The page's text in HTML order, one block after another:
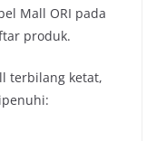
Mall ORI pada
produk.
terbilang ketat,